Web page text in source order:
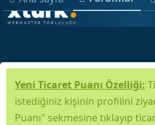
Yeni Ticaret Puanı Özelliği:
istediğiniz kişinin profilini
Puanı" sekmesine tıklayıp